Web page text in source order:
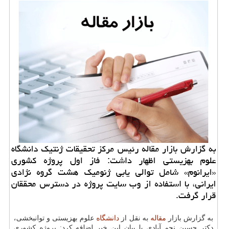
به گزارش بازار مقاله رئیس مركز تحقیقات ژنتیك دانشگاه
علوم بهزیستی اظهار داشت: فاز اول پروژه كشوری
«ایرانوم» شامل توالی یابی ژنومیك هشت گروه نژادی
ایرانی، با استفاده از وب سایت پروژه در دسترس محققان
قرار گرفت.
به گزارش بازار مقاله به نقل از دانشگاه علوم بهزیستی و توانبخشی،
دكتر حسین نجم آبادی با بیان این خبر اضافه كرد: پروژه كشوری